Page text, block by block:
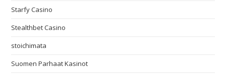
Starfy Casino
Stealthbet Casino
stoichimata
Suomen Parhaat Kasinot